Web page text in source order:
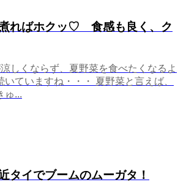
ればホクッ♡ 食感も良く、ク
しくならず、夏野菜を食べたくなるよ
いていますね・・・ 夏野菜と言えば、
ゅ...
タイでブームのムーガタ！